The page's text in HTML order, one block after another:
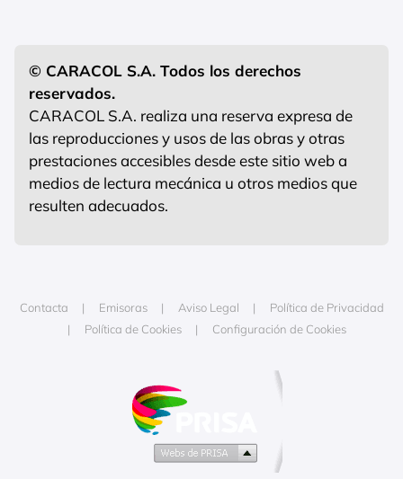
© CARACOL S.A. Todos los derechos
reservados.
CARACOL S.A. realiza una reserva expresa de
las reproducciones y usos de las obras y otras
prestaciones accesibles desde este sitio web a
medios de lectura mecánica u otros medios que
resulten adecuados.
Contacta Emisoras Aviso Legal
Política de Privacidad
Política de Cookies
Configuración de Cookies